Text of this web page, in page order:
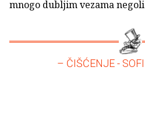
mnogo dubljim vezama
– ČIŠĆENJE -